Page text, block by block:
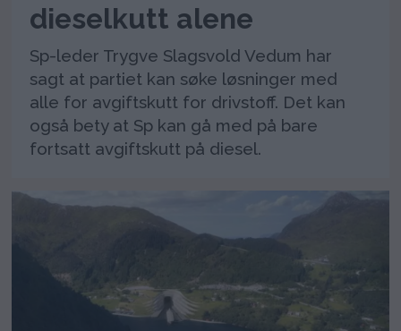
dieselkutt alene
Sp-leder Trygve Slagsvold Vedum har
sagt at partiet kan søke løsninger med
alle for avgiftskutt for drivstoff. Det kan
også bety at Sp kan gå med på bare
fortsatt avgiftskutt på diesel.